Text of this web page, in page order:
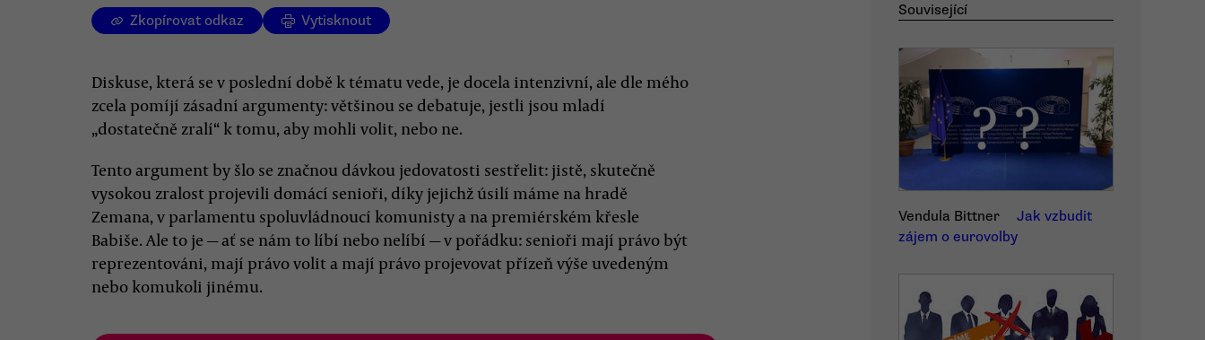
Zkopírovat odkaz Vytisknout
Diskuse, která se v poslední době k tématu vede, je docela intenzivní, ale dle mého
zcela pomíjí zásadní argumenty: většinou se debatuje, jestli jsou mladí
„dostatečně zralí“ k tomu, aby mohli volit, nebo ne.
Tento argument by šlo se značnou dávkou jedovatosti sestřelit: jistě, skutečně
vysokou zralost projevili domácí senioři, díky jejichž úsilí máme na hradě
Zemana, v parlamentu spoluvládnoucí komunisty a na premiérském křesle
Babiše. Ale to je — ať se nám to líbí nebo nelíbí — v pořádku: senioři mají právo být
reprezentováni, mají právo volit a mají právo projevovat přízeň výše uvedeným
nebo komukoli jinému.
Související
Vendula Bittner
Jak vzbudit
zájem o eurovolby